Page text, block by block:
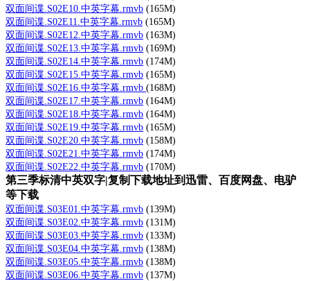
双面间谍.S02E10.中英字幕.rmvb (165M)
双面间谍.S02E11.中英字幕.rmvb (165M)
双面间谍.S02E12.中英字幕.rmvb (163M)
双面间谍.S02E13.中英字幕.rmvb (169M)
双面间谍.S02E14.中英字幕.rmvb (174M)
双面间谍.S02E15.中英字幕.rmvb (165M)
双面间谍.S02E16.中英字幕.rmvb (168M)
双面间谍.S02E17.中英字幕.rmvb (164M)
双面间谍.S02E18.中英字幕.rmvb (164M)
双面间谍.S02E19.中英字幕.rmvb (165M)
双面间谍.S02E20.中英字幕.rmvb (158M)
双面间谍.S02E21.中英字幕.rmvb (174M)
双面间谍.S02E22.中英字幕.rmvb (170M)
第三季标清中英双字|复制下载地址到迅雷、百度网盘、电驴
等下载
双面间谍.S03E01.中英字幕.rmvb (139M)
双面间谍.S03E02.中英字幕.rmvb (131M)
双面间谍.S03E03.中英字幕.rmvb (133M)
双面间谍.S03E04.中英字幕.rmvb (138M)
双面间谍.S03E05.中英字幕.rmvb (138M)
双面间谍.S03E06.中英字幕.rmvb (137M)